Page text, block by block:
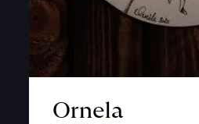
Ornela